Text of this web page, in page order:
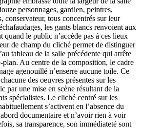
personnages, gardien, peintres,
conservateur, tous concentrés sur leur
les gants blancs renvoient aux
quand le public n’accède pas à ces lieux
de champ du cliché permet de distinguer
tableau de la salle précédente qui arrête
plan. Au centre de la composition, le cadre
agenouillé n’enserre aucune toile. Ce
des oeuvres présentes sur les
par une mise en scène résultant de la
spécialistes. Le cliché centré sur les
s’activent en l’absence du
documentaire et n’avoir rien à voir
sa transparence, son immédiateté sont